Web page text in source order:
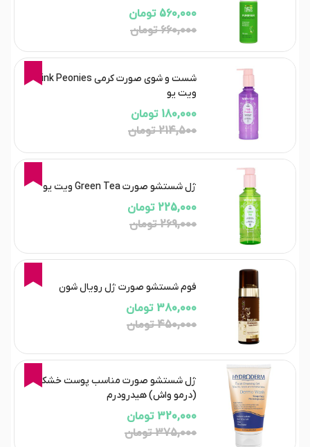
560,000 تومان
660,000 تومان
16%
شست و شوی صورت کرمی Pink Peonies
ویت یو
180,000 تومان
214,500 تومان
16%
ژل شستشو صورت Green Tea ویت یو
225,000 تومان
269,000 تومان
16%
فوم شستشو صورت ژل رویال شون
380,000 تومان
450,000 تومان
15%
ژل شستشو صورت مناسب پوست خشک
(درمو واش) هیدرودرم
320,000 تومان
375,000 تومان